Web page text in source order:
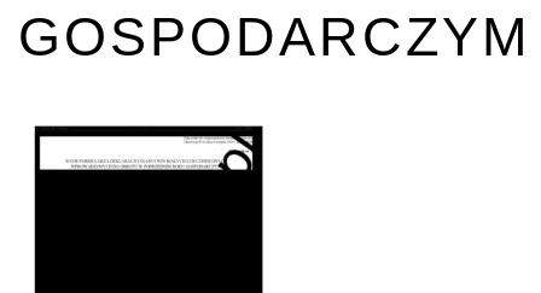
GOSPODARCZYM